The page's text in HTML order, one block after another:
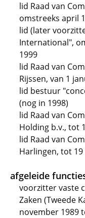
lid Raad van
omstreeks april
lid (later
International",
1999
lid Raad van
Rijssen, van 1
lid bestuur
(nog in 1998)
lid Raad van
Holding b.v., tot
lid Raad van
Harlingen, tot
afgeleide
voorzitter vaste
Zaken (Tweede
november 1989